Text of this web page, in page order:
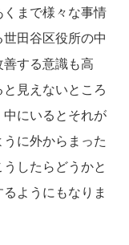
まで様々な事情
田谷区役所の中
する意識も高
見えないところ
にいるとそれが
に外からまった
したらどうかと
ようにもなりま